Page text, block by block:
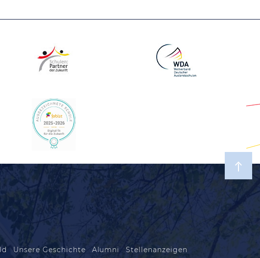
Unsere Geschichte Alumni
Stellenanzeigen